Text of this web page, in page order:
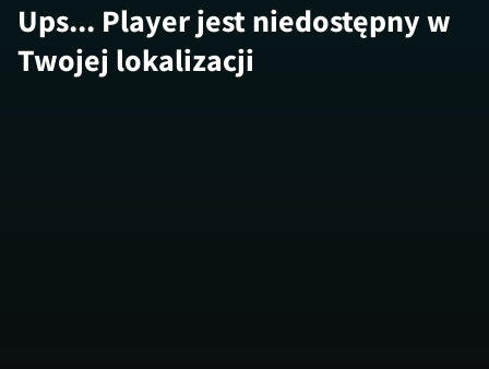
Ups... Player jest niedostępny w
Twojej lokalizacji